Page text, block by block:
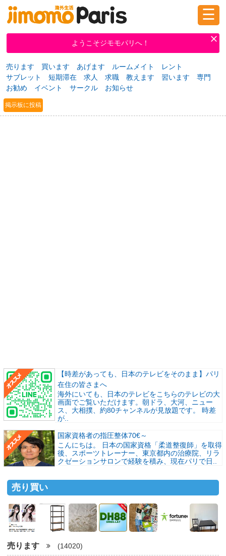
ログイン 新規登録
掲示板 タウン情報 教えて！
ニュース イベント 求人
☰
ようこそジモモパリへ！
売ります 買います あげます ルームメイト
レント
サブレット
短期滞在 求人 求職 教えます 習います
専門
お勧め
イベント サークル お知らせ
掲示板に投稿
【時差があっても、日本のテレビをそのまま】パリ
在住の皆さまへ
海外にいても、日本のテレビをこちらのテレビの大
画面でご覧いただけます。朝ドラ、大河、ニュー
ス、大相撲、約80チャンネルが見放題です。 時差
が..
国家資格者の指圧整体70€～
こんにちは。 日本の国家資格「柔道整復師」を取得
後、スポーツトレーナー、東京都内の治療院、リラ
クゼーションサロンで経験を積み、現在パリで日..
売り買い
売ります (14020)